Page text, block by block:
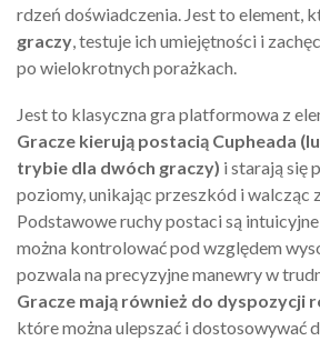
rdzeń doświadczenia. Jest to element,
graczy, testuje ich umiejętności i
po wielokrotnych porażkach.
Jest to klasyczna gra platformowa z
Gracze kierują postacią Cupheada
trybie dla dwóch graczy) i starają się
poziomy, unikając przeszkód i walcząc
Podstawowe ruchy postaci są
można kontrolować pod względem
pozwala na precyzyjne manewry w
Gracze mają również do dyspozycji
które można ulepszać i dostosowywać